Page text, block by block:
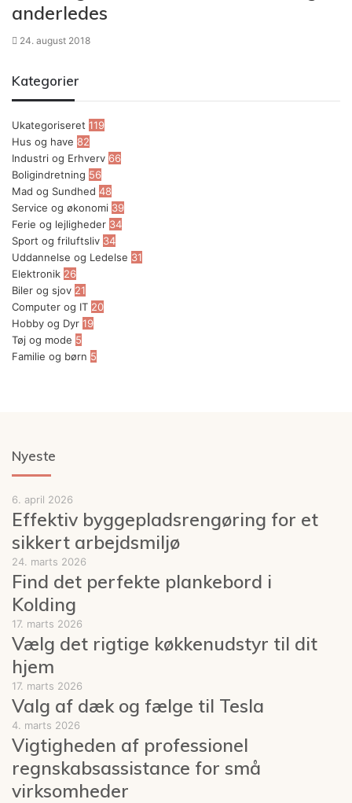
anderledes
24. august 2018
Kategorier
Ukategoriseret 119
Hus og have 82
Industri og Erhverv 66
Boligindretning 56
Mad og Sundhed 48
Service og økonomi 39
Ferie og lejligheder 34
Sport og friluftsliv 34
Uddannelse og Ledelse 31
Elektronik 26
Biler og sjov 21
Computer og IT 20
Hobby og Dyr 19
Tøj og mode 5
Familie og børn 5
Nyeste
6. april 2026
Effektiv byggepladsrengøring for et
sikkert arbejdsmiljø
24. marts 2026
Find det perfekte plankebord i
Kolding
17. marts 2026
Vælg det rigtige køkkenudstyr til dit
hjem
17. marts 2026
Valg af dæk og fælge til Tesla
4. marts 2026
Vigtigheden af professionel
regnskabsassistance for små
virksomheder